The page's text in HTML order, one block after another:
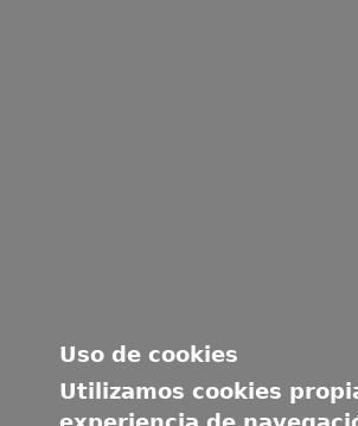
Uso de cookies
Utilizamos cookies